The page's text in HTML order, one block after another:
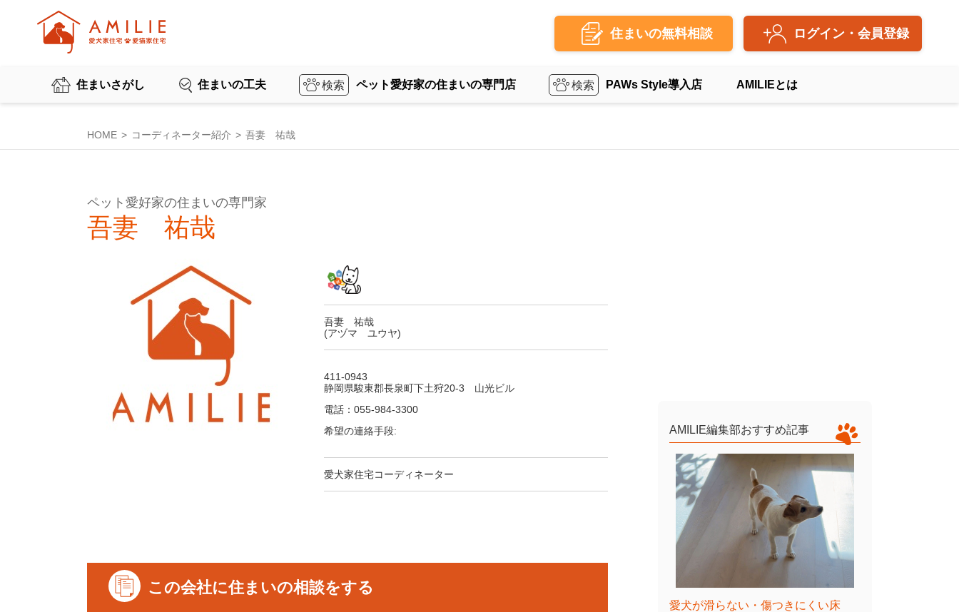
住まいの無料相談 ログイン・会員登録
住まいさがし 住まいの工夫 ペット愛好家の住まいの専門店 PAWs Style導入店 AMILIEとは
HOME コーディネーター紹介 吾妻 祐哉
ペット愛好家の住まいの専門家
吾妻 祐哉
吾妻 祐哉
(アヅマ ユウヤ)
411-0943
静岡県駿東郡長泉町下土狩20-3 山光ビル
電話：055-984-3300
希望の連絡手段:
愛犬家住宅コーディネーター
この会社に住まいの相談をする
AMILIE編集部おすすめ記事
愛犬が滑らない・傷つきにくい床